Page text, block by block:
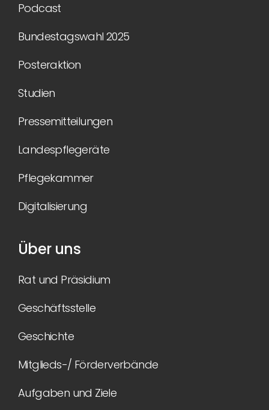
Podcast
Bundestagswahl 2025
Posteraktion
Studien
Pressemitteilungen
Landespflegeräte
Pflegekammer
Digitalisierung
Über uns
Rat und Präsidium
Geschäftsstelle
Geschichte
Mitglieds-/ Förderverbände
Aufgaben und Ziele